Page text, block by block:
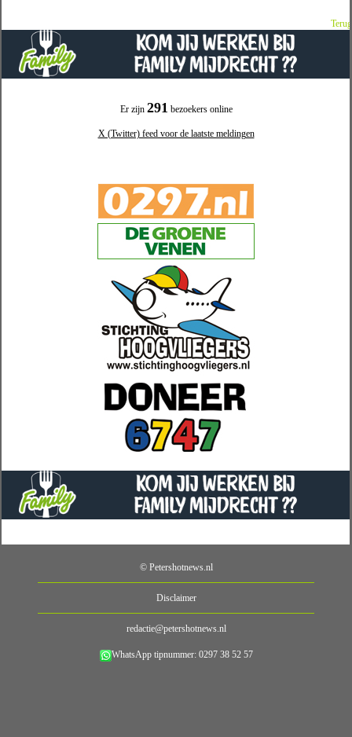
Er zijn 291 bezoekers online
X (Twitter) feed voor de laatste meldingen
Terug
© Petershotnews.nl
Disclaimer
redactie@petershotnews.nl
WhatsApp tipnummer: 0297 38 52 57